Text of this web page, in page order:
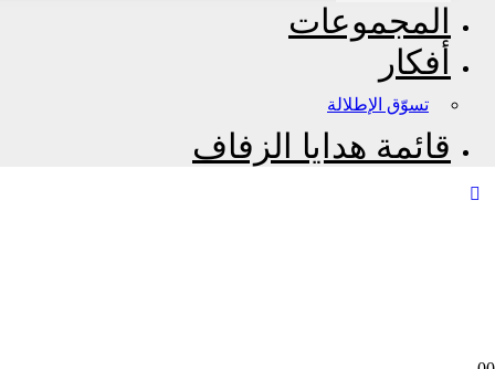
المجموعات
أفكار
تسوّق الإطلالة
قائمة هدايا الزفاف